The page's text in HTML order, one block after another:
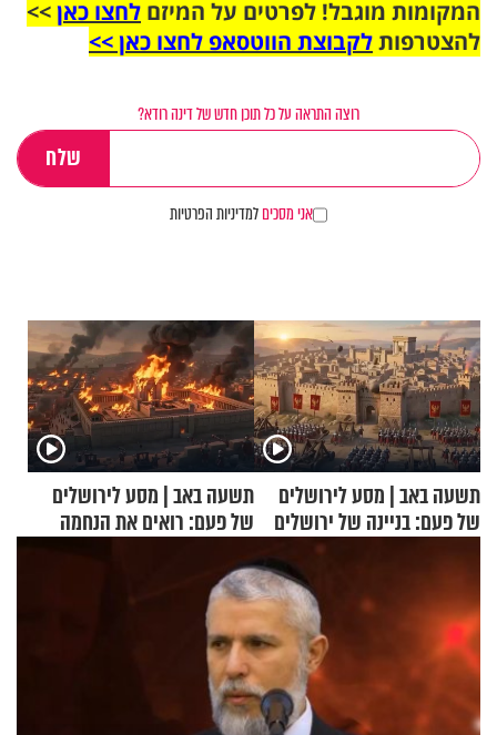
המקומות מוגבל! לפרטים על המיזם לחצו כאן>>
להצטרפותלקבוצת הווטסאפ לחצו כאן >>
רוצה התראה על כל תוכן חדש של דינה רודא?
אני מסכיםלמדיניות הפרטיות
תשעה באב | מסע לירושלים
של פעם: בניינה של ירושלים
תשעה באב | מסע לירושלים
של פעם: רואים את הנחמה